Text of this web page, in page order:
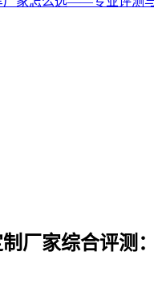
厂家综合评测